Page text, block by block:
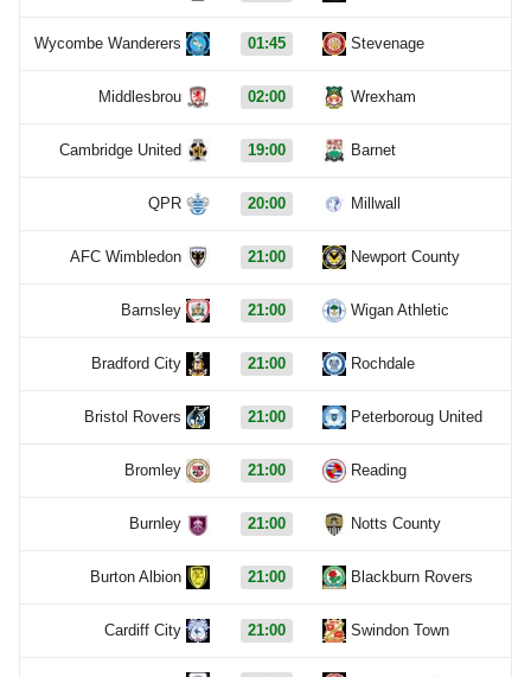
Wycombe Wanderers 01:45 Stevenage
Middlesbrou 02:00 Wrexham
Cambridge United 19:00 Barnet
QPR 20:00 Millwall
AFC Wimbledon 21:00 Newport County
Barnsley 21:00 Wigan Athletic
Bradford City 21:00 Rochdale
Bristol Rovers 21:00 Peterboroug United
Bromley 21:00 Reading
Burnley 21:00 Notts County
Burton Albion 21:00 Blackburn Rovers
Cardiff City 21:00 Swindon Town